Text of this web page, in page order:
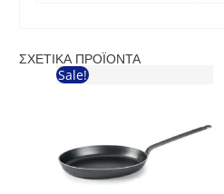
ΣΧΕΤΙΚΆ ΠΡΟΪΌΝΤΑ
Sale!